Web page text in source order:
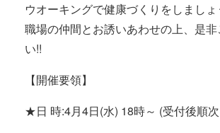
ウオーキングで健康づくりをしましょ
職場の仲間とお誘いあわせの上、是非
い!!
【開催要領】
★日 時:4月4日(水) 18時～ (受付後順